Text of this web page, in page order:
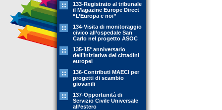
133-Registrato al tribunale
il Magazine Europe Direct
“L’Europa e noi”
134-Visita di monitoraggio
civico all’ospedale San
Carlo nel progetto ASOC
135-15° anniversario
dell’Iniziativa dei cittadini
europei
136-Contributi MAECI per
progetti di scambio
giovanili
137-Opportunità di
Servizio Civile Universale
all’estero